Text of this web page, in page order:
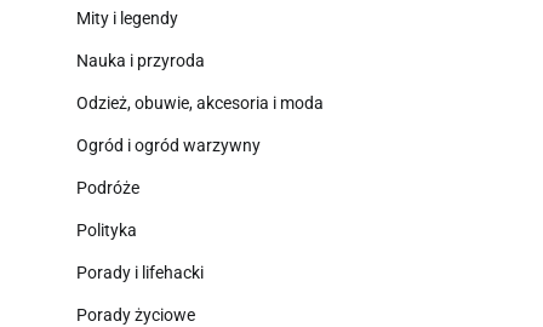
Mity i legendy
Nauka i przyroda
Odzież, obuwie, akcesoria i moda
Ogród i ogród warzywny
Podróże
Polityka
Porady i lifehacki
Porady życiowe